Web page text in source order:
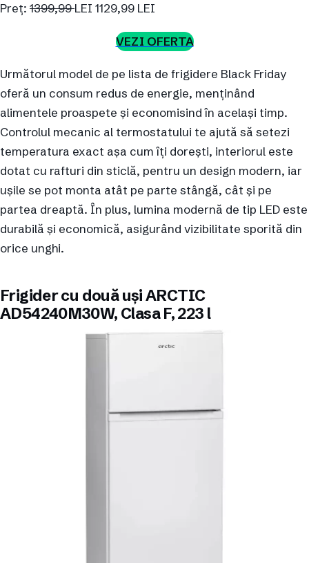
Preț: 1399,99LEI 1129,99 LEI
VEZI OFERTA
Următorul model de pe lista de frigidere Black Friday
oferă un consum redus de energie, menținând
alimentele proaspete și economisind în același timp.
Controlul mecanic al termostatului te ajută să setezi
temperatura exact așa cum îți dorești, interiorul este
dotat cu rafturi din sticlă, pentru un design modern, iar
ușile se pot monta atât pe parte stângă, cât și pe
partea dreaptă. În plus, lumina modernă de tip LED este
durabilă și economică, asigurând vizibilitate sporită din
orice unghi.
Frigider cu două uși ARCTIC
AD54240M30W, Clasa F, 223 l